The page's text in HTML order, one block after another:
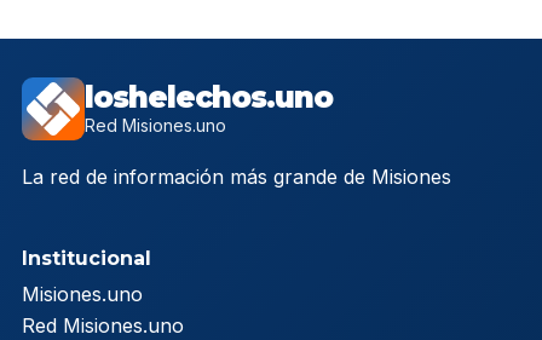
loshelechos.uno
Red Misiones.uno
La red de información más grande de Misiones
Institucional
Misiones.uno
Red Misiones.uno